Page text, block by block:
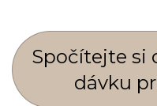
Spočí­tejte si
dávku